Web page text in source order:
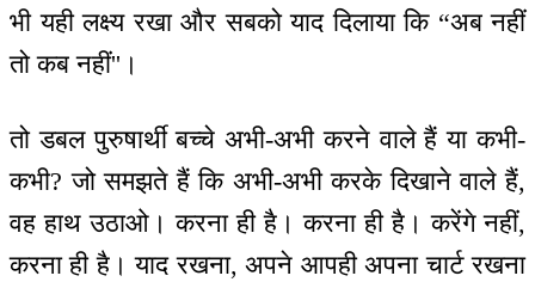
भी यही लक्ष्य रखा और सबको याद दिलाया कि “अब नहीं
तो कब नहीं''।
तो डबल पुरुषार्थी बच्चे अभी-अभी करने वाले हैं या कभी-
कभी? जो समझते हैं कि अभी-अभी करके दिखाने वाले हैं,
वह हाथ उठाओ। करना ही है। करना ही है। करेंगे नहीं,
करना ही है। याद रखना, अपने आपही अपना चार्ट रखना